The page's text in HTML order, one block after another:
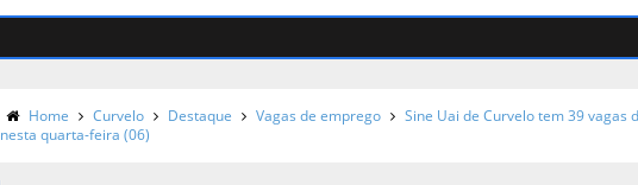
Home Curvelo Destaque Vagas de emprego
Sine Uai de Curvelo tem 39 vagas
nesta quarta-feira (06)